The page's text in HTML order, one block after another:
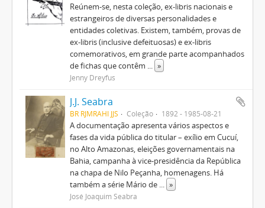
Reúnem-se, nesta coleção, ex-libris nacionais e
estrangeiros de diversas personalidades e
entidades coletivas. Existem, também, provas de
ex-libris (inclusive defeituosas) e ex-libris
comemorativos, em grande parte acompanhados
de fichas que contêm ... »
Jenny Dreyfus
J.J. Seabra
BR RJMRAHI JJS Coleção 1892 - 1985-08-21
A documentação apresenta vários aspectos e
fases da vida pública do titular – exílio em Cucuí,
no Alto Amazonas, eleições governamentais na
Bahia, campanha à vice-presidência da República
na chapa de Nilo Peçanha, homenagens. Há
também a série Mário de ... »
José Joaquim Seabra